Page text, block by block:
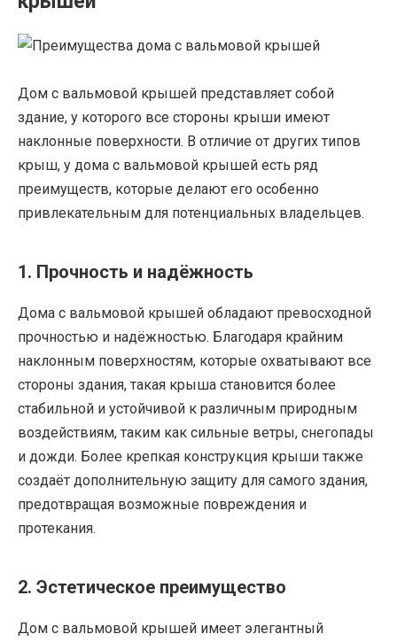
Дом с вальмовой крышей представляет собой
здание, у которого все стороны крыши имеют
наклонные поверхности. В отличие от других типов
крыш, у дома с вальмовой крышей есть ряд
преимуществ, которые делают его особенно
привлекательным для потенциальных владельцев.
1. Прочность и надёжность
Дома с вальмовой крышей обладают превосходной
прочностью и надёжностью. Благодаря крайним
наклонным поверхностям, которые охватывают все
стороны здания, такая крыша становится более
стабильной и устойчивой к различным природным
воздействиям, таким как сильные ветры, снегопады
и дожди. Более крепкая конструкция крыши также
создаёт дополнительную защиту для самого здания,
предотвращая возможные повреждения и
протекания.
2. Эстетическое преимущество
Дом с вальмовой крышей имеет элегантный